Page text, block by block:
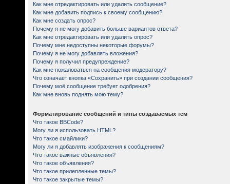
Как мне отредактировать или удалить сообщение?
Как мне добавить подпись к своему сообщению?
Как мне создать опрос?
Почему я не могу добавить больше вариантов ответа?
Как мне отредактировать или удалить опрос?
Почему мне недоступны некоторые форумы?
Почему я не могу добавлять вложения?
Почему я получил предупреждение?
Как мне пожаловаться на сообщения модератору?
Что означает кнопка «Сохранить» при создании сообщения?
Почему моё сообщение требует одобрения?
Как мне вновь поднять мою тему?
Форматирование сообщений и типы создаваемых тем
Что такое BBCode?
Могу ли я использовать HTML?
Что такое смайлики?
Могу ли я добавлять изображения к сообщениям?
Что такое важные объявления?
Что такое объявления?
Что такое прилепленные темы?
Что такое закрытые темы?